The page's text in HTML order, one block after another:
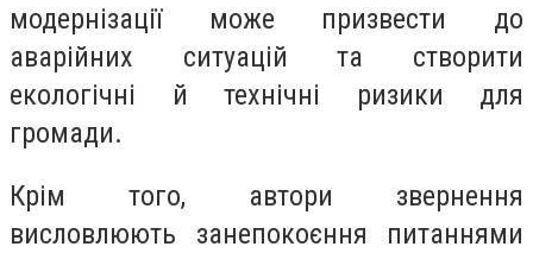
модернізації може призвести до
аварійних ситуацій та створити
екологічні й технічні ризики для
громади.
Крім того, автори звернення
висловлюють занепокоєння питаннями